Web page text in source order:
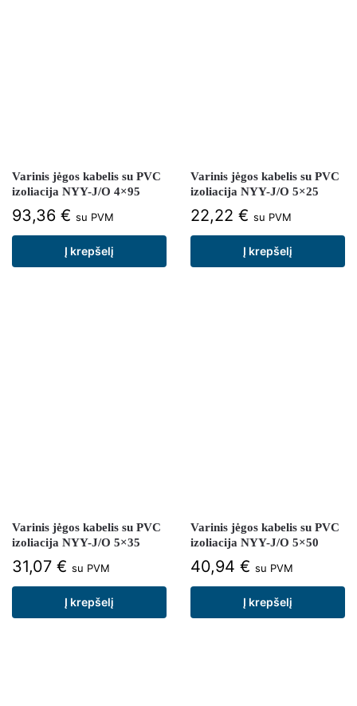
Varinis jėgos kabelis su PVC
izoliacija NYY-J/O 4×95
93,36 € su PVM
Į krepšelį
Varinis jėgos kabelis su PVC
izoliacija NYY-J/O 5×25
22,22 € su PVM
Į krepšelį
Varinis jėgos kabelis su PVC
izoliacija NYY-J/O 5×35
31,07 € su PVM
Į krepšelį
Varinis jėgos kabelis su PVC
izoliacija NYY-J/O 5×50
40,94 € su PVM
Į krepšelį